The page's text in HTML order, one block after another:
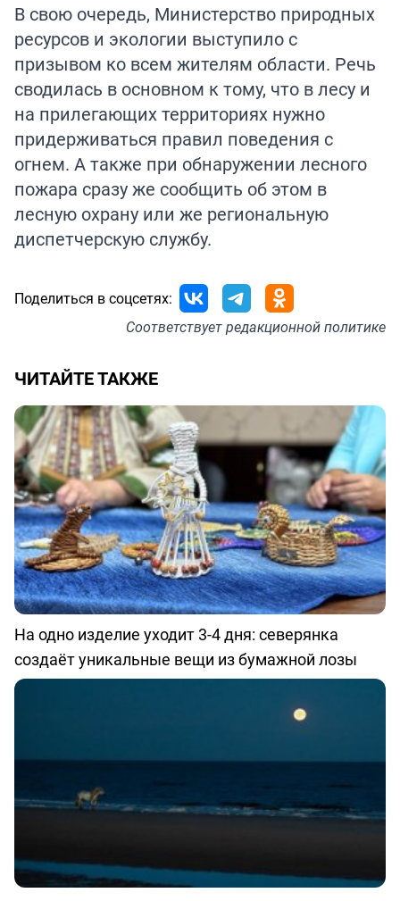
В свою очередь, Министерство природных
ресурсов и экологии выступило с
призывом ко всем жителям области. Речь
сводилась в основном к тому, что в лесу и
на прилегающих территориях нужно
придерживаться правил поведения с
огнем. А также при обнаружении лесного
пожара сразу же сообщить об этом в
лесную охрану или же региональную
диспетчерскую службу.
Поделиться в соцсетях:
Соответствуетредакционной политике
ЧИТАЙТЕ ТАКЖЕ
На одно изделие уходит 3-4 дня: северянка
создаёт уникальные вещи из бумажной лозы